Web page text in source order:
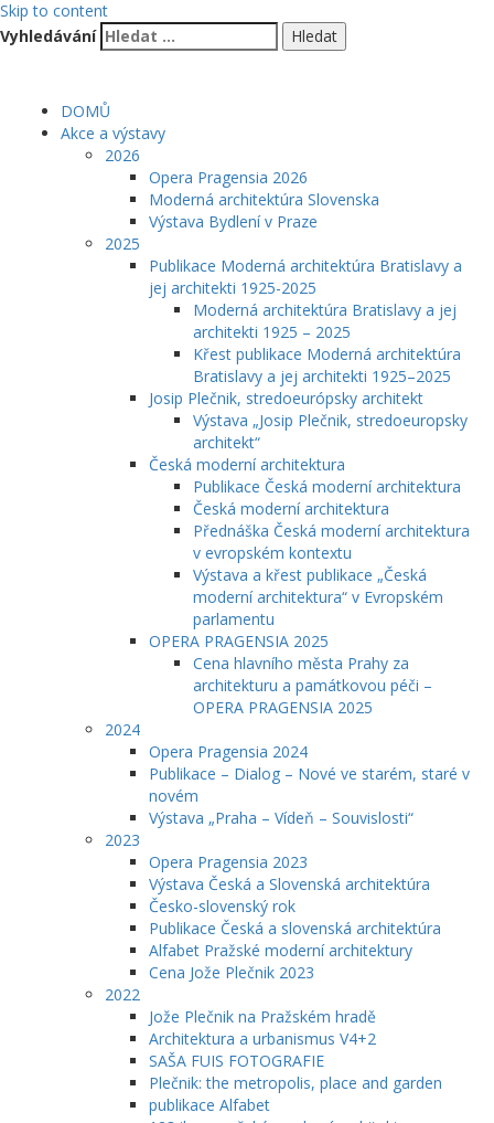
Skip to content
Vyhledávání
DOMŮ
Akce a výstavy
2026
Opera Pragensia 2026
Moderná architektúra Slovenska
Výstava Bydlení v Praze
2025
Publikace Moderná architektúra Bratislavy a
jej architekti 1925-2025
Moderná architektúra Bratislavy a jej
architekti 1925 – 2025
Křest publikace Moderná architektúra
Bratislavy a jej architekti 1925–2025
Josip Plečnik, stredoeurópsky architekt
Výstava „Josip Plečnik, stredoeuropsky
architekt“
Česká moderní architektura
Publikace Česká moderní architektura
Česká moderní architektura
Přednáška Česká moderní architektura
v evropském kontextu
Výstava a křest publikace „Česká
moderní architektura“ v Evropském
parlamentu
OPERA PRAGENSIA 2025
Cena hlavního města Prahy za
architekturu a památkovou péči –
OPERA PRAGENSIA 2025
2024
Opera Pragensia 2024
Publikace – Dialog – Nové ve starém, staré v
novém
Výstava „Praha – Vídeň – Souvislosti“
2023
Opera Pragensia 2023
Výstava Česká a Slovenská architektúra
Česko-slovenský rok
Publikace Česká a slovenská architektúra
Alfabet Pražské moderní architektury
Cena Jože Plečnik 2023
2022
Jože Plečnik na Pražském hradě
Architektura a urbanismus V4+2
SAŠA FUIS FOTOGRAFIE
Plečnik: the metropolis, place and garden
publikace Alfabet